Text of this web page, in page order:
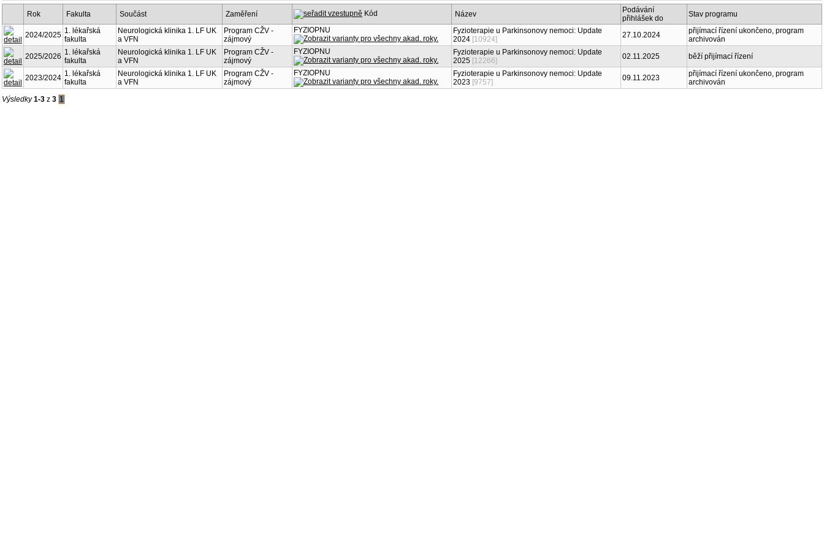
Rok Fakulta Součást Zaměření Kód Název
Podávání
přihlášek do
Stav programu
2024/2025 1. lékařská
fakulta
Neurologická klinika 1. LF UK
a VFN
Program CŽV -
zájmový
FYZIOPNU
Fyzioterapie u Parkinsonovy nemoci: Update
2024 [10924] 27.10.2024
přijímací řízení ukončeno, program
archivován
2025/2026 1. lékařská
fakulta
Neurologická klinika 1. LF UK
a VFN
Program CŽV -
zájmový
FYZIOPNU
Fyzioterapie u Parkinsonovy nemoci: Update
2025 [12266] 02.11.2025 běží přijímací řízení
2023/2024 1. lékařská
fakulta
Neurologická klinika 1. LF UK
a VFN
Program CŽV -
zájmový
FYZIOPNU
Fyzioterapie u Parkinsonovy nemoci: Update
2023 [9757] 09.11.2023
přijímací řízení ukončeno, program
archivován
Výsledky1-3 z 3 1